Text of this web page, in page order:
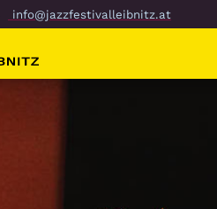
info@jazzfestivalleibnitz.at